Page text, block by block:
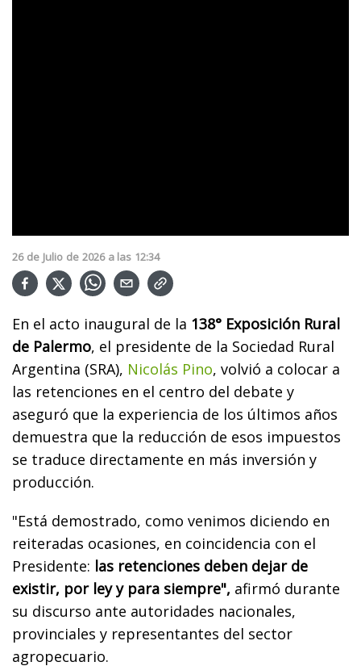
26 de Julio de 2026 a las 12:34
En el acto inaugural de la 138° Exposición Rural
de Palermo, el presidente de la Sociedad Rural
Argentina (SRA), Nicolás Pino, volvió a colocar a
las retenciones en el centro del debate y
aseguró que la experiencia de los últimos años
demuestra que la reducción de esos impuestos
se traduce directamente en más inversión y
producción.
"Está demostrado, como venimos diciendo en
reiteradas ocasiones, en coincidencia con el
Presidente: las retenciones deben dejar de
existir, por ley y para siempre", afirmó durante
su discurso ante autoridades nacionales,
provinciales y representantes del sector
agropecuario.